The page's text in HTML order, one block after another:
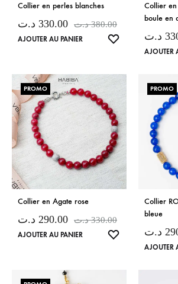
Collier en perles blanches
330.00 د.ت 380.00 د.ت
AJOUTER AU PANIER
Collier
boule en
د.ت
AJOUTER
PROMO
Collier en Agate rose
290.00 د.ت 330.00 د.ت
AJOUTER AU PANIER
PROMO
Collier
bleue
د.ت
AJOUTER